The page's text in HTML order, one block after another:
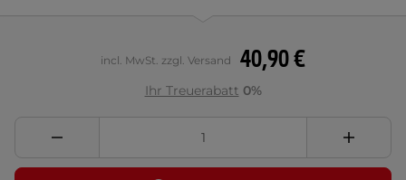
40,90 €
incl. MwSt. zzgl. Versand
Ihr Treuerabatt 0%